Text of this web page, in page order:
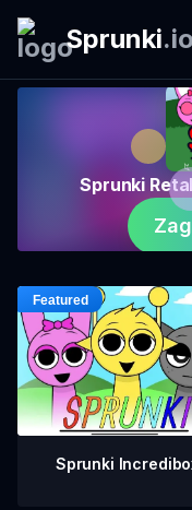
Sprunki.io
Sprunki
Sprunki